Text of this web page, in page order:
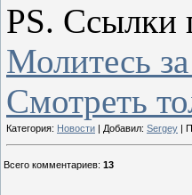
PS. Ссылки
Молитесь
Смотреть
Категория: Новости | Добавил: Sergey |
Всего комментариев: 13